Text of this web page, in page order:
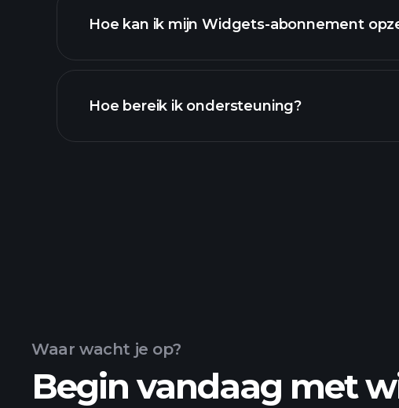
Hoe kan ik mijn Widgets-abonnement
Hoe bereik ik ondersteuning?
Waar wacht je op?
Begin vandaag met